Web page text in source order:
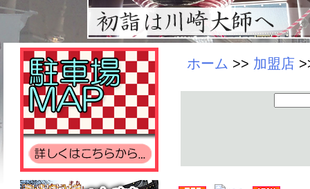
ホーム >> 加盟店